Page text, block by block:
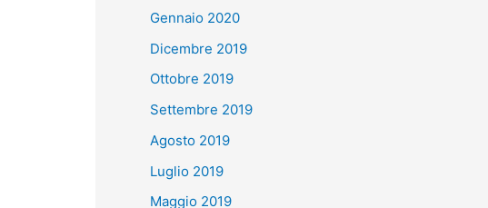
Gennaio 2020
Dicembre 2019
Ottobre 2019
Settembre 2019
Agosto 2019
Luglio 2019
Maggio 2019